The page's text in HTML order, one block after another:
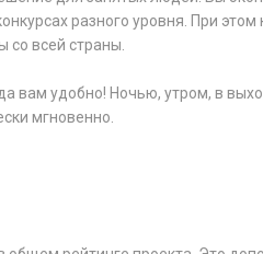
разного уровня. При этом
всей страны.
вам удобно! Ночью, утром, в
мгновенно.